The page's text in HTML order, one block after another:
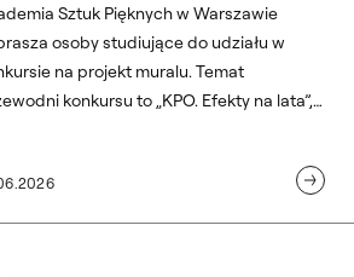
Sztuk Pięknych w Warszawie
osoby studiujące do udziału w
na projekt muralu. Temat
konkursu to „KPO. Efekty na lata”,
infrastrukturalnym, jak i